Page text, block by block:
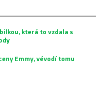
která to vzdala s
Emmy, vévodí tomu